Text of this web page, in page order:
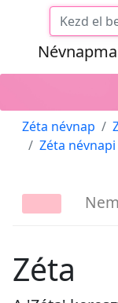
Zéta névnap
Zéta
Zéta